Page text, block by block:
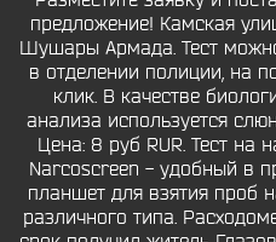
предложение! Камская
Шушары Армада. Тест
в отделении полиции, на
клик. В качестве
анализа используется
Цена: 8 руб RUR. Тест на
Narcoscreen - удобный в
планшет для взятия проб
различного типа.